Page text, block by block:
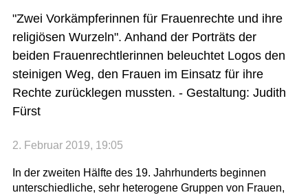
"Zwei Vorkämpferinnen für Frauenrechte und ihre
religiösen Wurzeln". Anhand der Porträts der
beiden Frauenrechtlerinnen beleuchtet Logos den
steinigen Weg, den Frauen im Einsatz für ihre
Rechte zurücklegen mussten. - Gestaltung: Judith
Fürst
2. Februar 2019, 19:05
In der zweiten Hälfte des 19. Jahrhunderts beginnen
unterschiedliche, sehr heterogene Gruppen von Frauen,